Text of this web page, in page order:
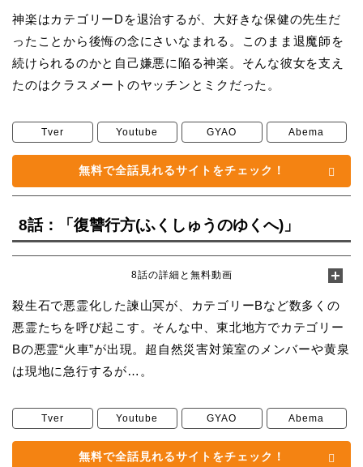
神楽はカテゴリーDを退治するが、大好きな保健の先生だ
ったことから後悔の念にさいなまれる。このまま退魔師を
続けられるのかと自己嫌悪に陥る神楽。そんな彼女を支え
たのはクラスメートのヤッチンとミクだった。
Tver Youtube GYAO Abema
無料で全話見れるサイトをチェック！
8話：「復讐行方(ふくしゅうのゆくへ)」
8話の詳細と無料動画
殺生石で悪霊化した諫山冥が、カテゴリーBなど数多くの
悪霊たちを呼び起こす。そんな中、東北地方でカテゴリー
Bの悪霊“火車”が出現。超自然災害対策室のメンバーや黄泉
は現地に急行するが…。
Tver Youtube GYAO Abema
無料で全話見れるサイトをチェック！